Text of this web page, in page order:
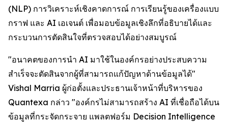
(NLP) การวิเคราะห์เชิงคาดการณ์ การเรียนรู้ของเครื่องแบบ
กราฟ และ AI เอเจนต์ เพื่อมอบข้อมูลเชิงลึกที่อธิบายได้และ
กระบวนการตัดสินใจที่ตรวจสอบได้อย่างสมบูรณ์
"อนาคตของการนำ AI มาใช้ในองค์กรอย่างประสบความ
สำเร็จจะตัดสินจากผู้ที่สามารถแก้ปัญหาด้านข้อมูลได้"
Vishal Marria ผู้ก่อตั้งและประธานเจ้าหน้าที่บริหารของ
Quantexa กล่าว "องค์กรไม่สามารถสร้าง AI ที่เชื่อถือได้บน
ข้อมูลที่กระจัดกระจาย แพลตฟอร์ม Decision Intelligence